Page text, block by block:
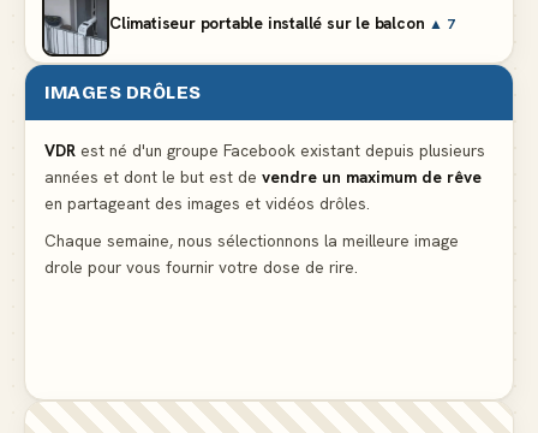
Climatiseur portable installé sur le balcon ▲ 7
Le problème cardiaque du médecin ▲ 5
La voisine en bikini pour que le mari tonde la
pelouse
IMAGES DRÔLES
VDR est né d'un groupe Facebook existant depuis plusieurs
années et dont le but est de vendre un maximum de rêve
en partageant des images et vidéos drôles.
Chaque semaine, nous sélectionnons la meilleure image
drole pour vous fournir votre dose de rire.